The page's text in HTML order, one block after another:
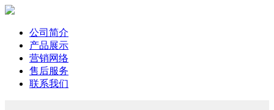
公司简介
产品展示
营销网络
售后服务
联系我们